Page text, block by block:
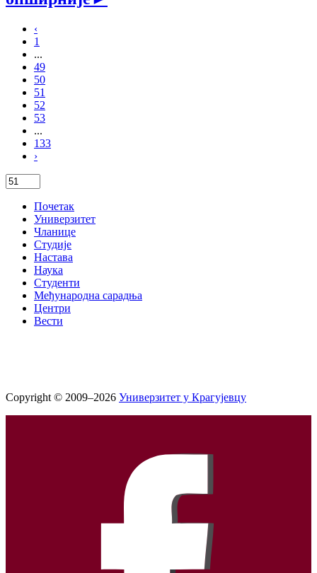
‹
1
...
49
50
51
52
53
...
133
›
Почетак
Универзитет
Чланице
Студије
Настава
Наука
Студенти
Међународна сарадња
Центри
Вести
Copyright © 2009–2026 Универзитет у Крагујевцу